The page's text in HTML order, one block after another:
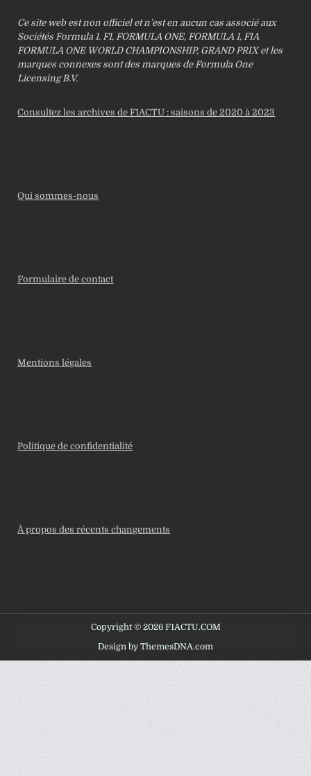
Ce site web est non officiel et n’est en aucun cas associé aux
Sociétés Formula 1. F1, FORMULA ONE, FORMULA 1, FIA
FORMULA ONE WORLD CHAMPIONSHIP, GRAND PRIX et les
marques connexes sont des marques de Formula One
Licensing B.V.
Consultez les archives de F1ACTU : saisons de 2020 à 2023
Qui sommes-nous
Formulaire de contact
Mentions légales
Politique de confidentialité
À propos des récents changements
Copyright © 2026 F1ACTU.COM
Design by ThemesDNA.com